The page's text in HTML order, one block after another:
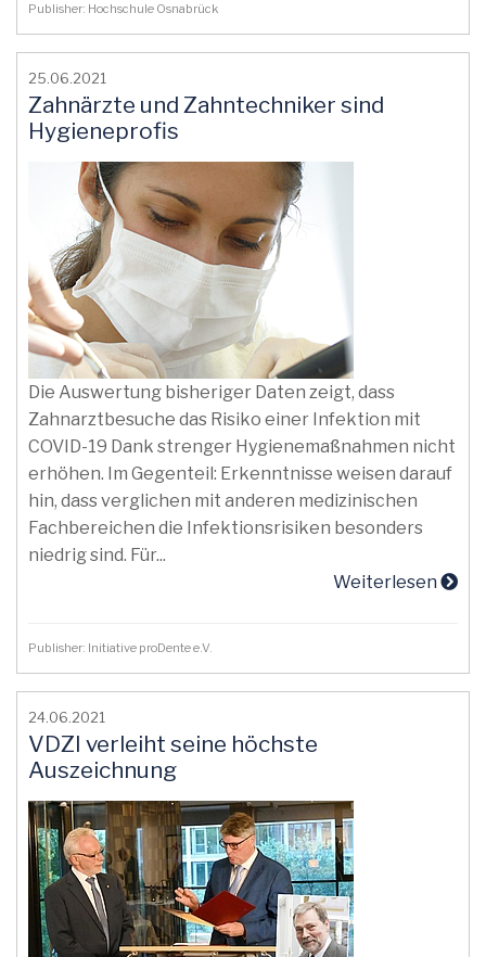
Publisher: Hochschule Osnabrück
25.06.2021
Zahnärzte und Zahntechniker sind
Hygieneprofis
Die Auswertung bisheriger Daten zeigt, dass
Zahnarztbesuche das Risiko einer Infektion mit
COVID-19 Dank strenger Hygienemaßnahmen nicht
erhöhen. Im Gegenteil: Erkenntnisse weisen darauf
hin, dass verglichen mit anderen medizinischen
Fachbereichen die Infektionsrisiken besonders
niedrig sind. Für...
Weiterlesen
Publisher: Initiative proDente e.V.
24.06.2021
VDZI verleiht seine höchste
Auszeichnung